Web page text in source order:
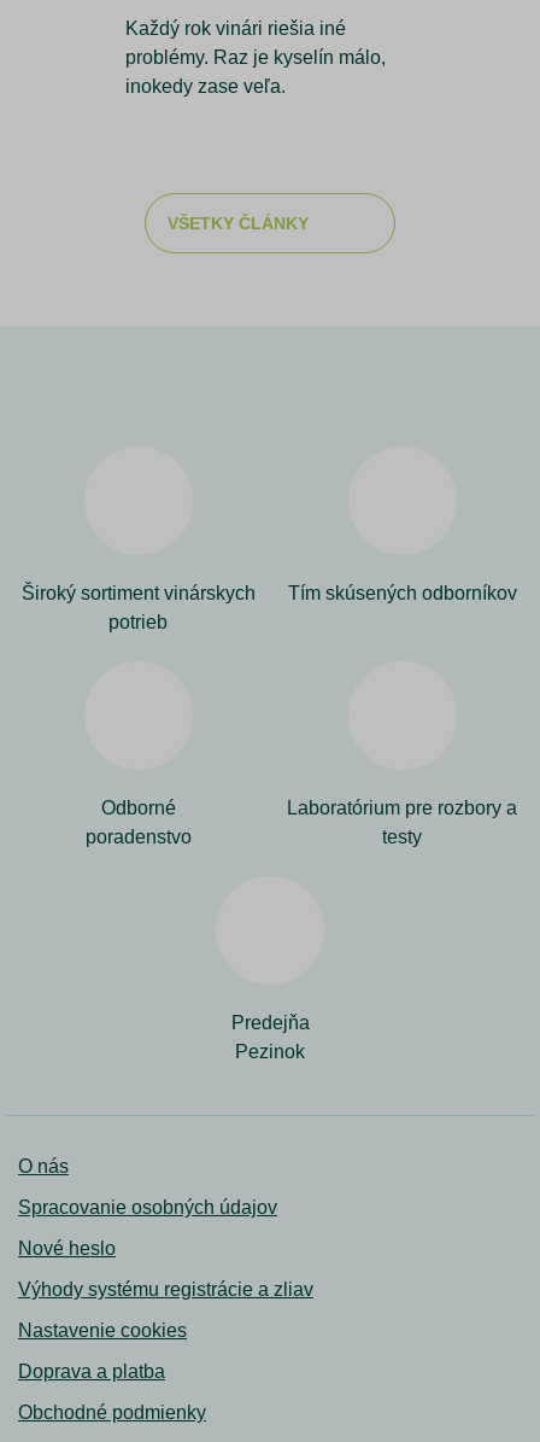
Každý rok vinári riešia iné
problémy. Raz je kyselín málo,
inokedy zase veľa.
VŠETKY ČLÁNKY
Široký sortiment vinárskych
potrieb
Tím skúsených odborníkov
Odborné
poradenstvo
Laboratórium pre rozbory a
testy
Predejňa
Pezinok
O nás
Spracovanie osobných údajov
Nové heslo
Výhody systému registrácie a zliav
Nastavenie cookies
Doprava a platba
Obchodné podmienky